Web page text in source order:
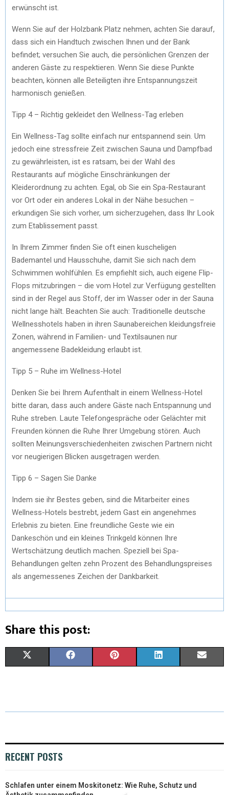
erwünscht ist.
Wenn Sie auf der Holzbank Platz nehmen, achten Sie darauf,
dass sich ein Handtuch zwischen Ihnen und der Bank
befindet; versuchen Sie auch, die persönlichen Grenzen der
anderen Gäste zu respektieren. Wenn Sie diese Punkte
beachten, können alle Beteiligten ihre Entspannungszeit
harmonisch genießen.
Tipp 4 – Richtig gekleidet den Wellness-Tag erleben
Ein Wellness-Tag sollte einfach nur entspannend sein. Um
jedoch eine stressfreie Zeit zwischen Sauna und Dampfbad
zu gewährleisten, ist es ratsam, bei der Wahl des
Restaurants auf mögliche Einschränkungen der
Kleiderordnung zu achten. Egal, ob Sie ein Spa-Restaurant
vor Ort oder ein anderes Lokal in der Nähe besuchen –
erkundigen Sie sich vorher, um sicherzugehen, dass Ihr Look
zum Etablissement passt.
In Ihrem Zimmer finden Sie oft einen kuscheligen
Bademantel und Hausschuhe, damit Sie sich nach dem
Schwimmen wohlfühlen. Es empfiehlt sich, auch eigene Flip-
Flops mitzubringen – die vom Hotel zur Verfügung gestellten
sind in der Regel aus Stoff, der im Wasser oder in der Sauna
nicht lange hält. Beachten Sie auch: Traditionelle deutsche
Wellnesshotels haben in ihren Saunabereichen kleidungsfreie
Zonen, während in Familien- und Textilsaunen nur
angemessene Badekleidung erlaubt ist.
Tipp 5 – Ruhe im Wellness-Hotel
Denken Sie bei Ihrem Aufenthalt in einem Wellness-Hotel
bitte daran, dass auch andere Gäste nach Entspannung und
Ruhe streben. Laute Telefongespräche oder Gelächter mit
Freunden können die Ruhe Ihrer Umgebung stören. Auch
sollten Meinungsverschiedenheiten zwischen Partnern nicht
vor neugierigen Blicken ausgetragen werden.
Tipp 6 – Sagen Sie Danke
Indem sie ihr Bestes geben, sind die Mitarbeiter eines
Wellness-Hotels bestrebt, jedem Gast ein angenehmes
Erlebnis zu bieten. Eine freundliche Geste wie ein
Dankeschön und ein kleines Trinkgeld können Ihre
Wertschätzung deutlich machen. Speziell bei Spa-
Behandlungen gelten zehn Prozent des Behandlungspreises
als angemessenes Zeichen der Dankbarkeit.
Share this post:
W
E
E
K
T
S
K
N
I
RECENT POSTS
Schlafen unter einem Moskitonetz: Wie Ruhe, Schutz und